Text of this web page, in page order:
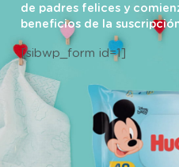
de padres felices y
beneficios de la
[sibwp_form id=1]